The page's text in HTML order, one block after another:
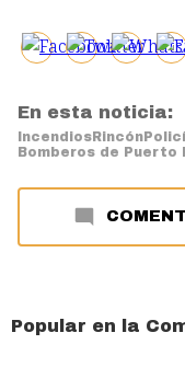
En esta noticia:
IncendiosRincón
Bomberos de Puerto
Popular en la